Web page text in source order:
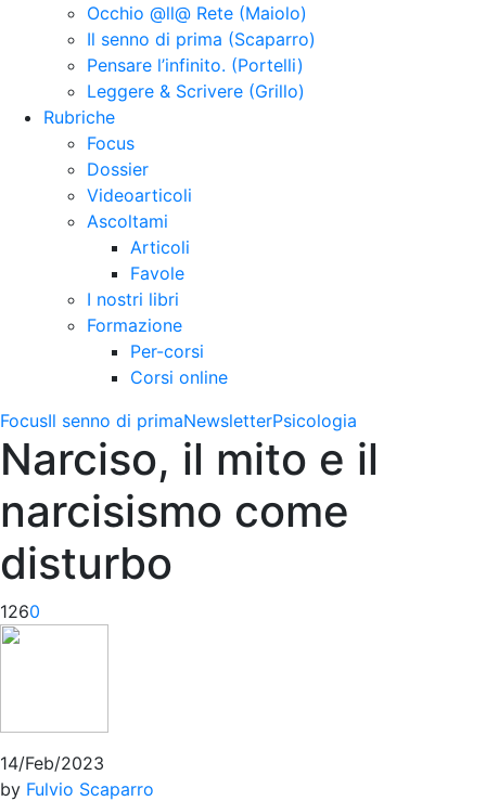
Occhio @ll@ Rete (Maiolo)
Il senno di prima (Scaparro)
Pensare l’infinito. (Portelli)
Leggere & Scrivere (Grillo)
Rubriche
Focus
Dossier
Videoarticoli
Ascoltami
Articoli
Favole
I nostri libri
Formazione
Per-corsi
Corsi online
FocusIl senno di primaNewsletterPsicologia
Narciso, il mito e il
narcisismo come
disturbo
1260
14/Feb/2023
by Fulvio Scaparro